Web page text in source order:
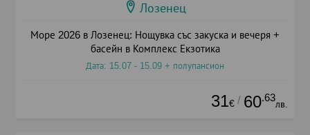
Лозенец
Море 2026 в Лозенец: Нощувка със закуска и вечеря +
басейн в Комплекс Екзотика
Дата: 15.07 - 15.09 + полупансион
31€ / 60.63
лв.